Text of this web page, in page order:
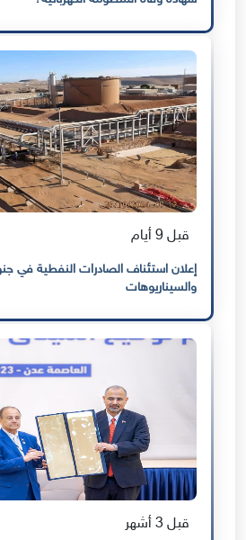
قبل 9 أيام
إعلان استئناف الصادرات النفطية في
والسيناريوهات
قبل 3 أشهر